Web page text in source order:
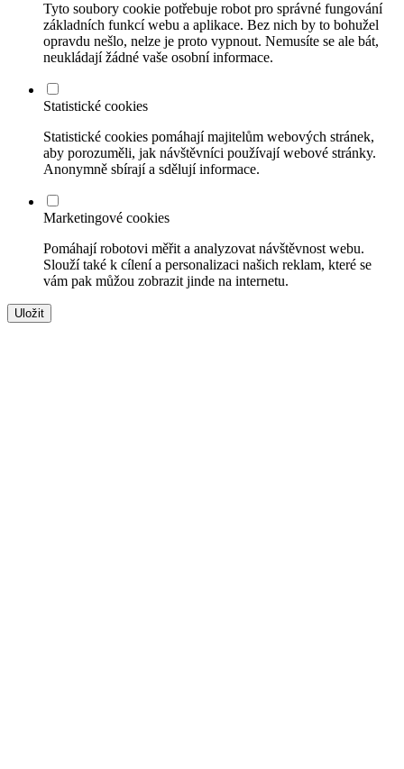
Tyto soubory cookie potřebuje robot pro správné fungování
základních funkcí webu a aplikace. Bez nich by to bohužel
opravdu nešlo, nelze je proto vypnout. Nemusíte se ale bát,
neukládají žádné vaše osobní informace.
Statistické cookies
Statistické cookies pomáhají majitelům webových stránek,
aby porozuměli, jak návštěvníci používají webové stránky.
Anonymně sbírají a sdělují informace.
Marketingové cookies
Pomáhají robotovi měřit a analyzovat návštěvnost webu.
Slouží také k cílení a personalizaci našich reklam, které se
vám pak můžou zobrazit jinde na internetu.
Uložit